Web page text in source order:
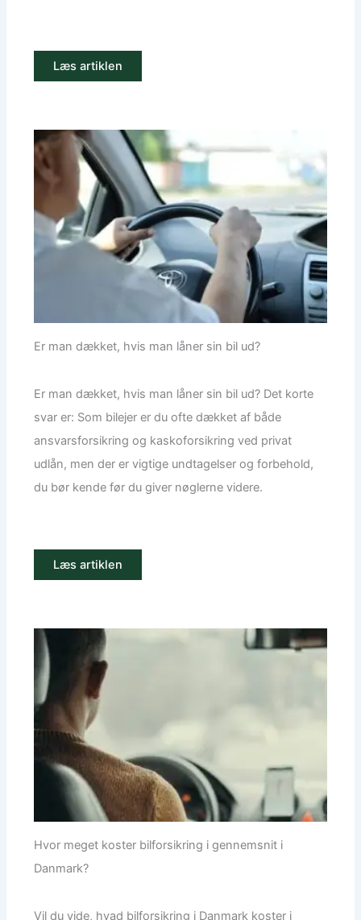
Læs artiklen
Er man dækket, hvis man låner sin bil ud?
Er man dækket, hvis man låner sin bil ud? Det korte
svar er: Som bilejer er du ofte dækket af både
ansvarsforsikring og kaskoforsikring ved privat
udlån, men der er vigtige undtagelser og forbehold,
du bør kende før du giver nøglerne videre.
Læs artiklen
Hvor meget koster bilforsikring i gennemsnit i
Danmark?
Vil du vide, hvad bilforsikring i Danmark koster i